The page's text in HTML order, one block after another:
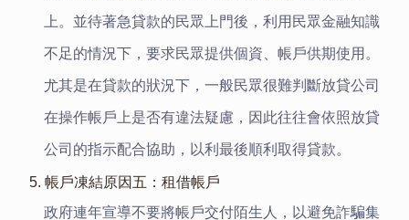
上。並待著急貸款的民眾上門後，利用民眾金融知識
不足的情況下，要求民眾提供個資、帳戶供期使用。
尤其是在貸款的狀況下，一般民眾很難判斷放貸公司
在操作帳戶上是否有違法疑慮，因此往往會依照放貸
公司的指示配合協助，以利最後順利取得貸款。
5. 帳戶凍結原因五：租借帳戶
政府連年宣導不要將帳戶交付陌生人，以避免詐騙集